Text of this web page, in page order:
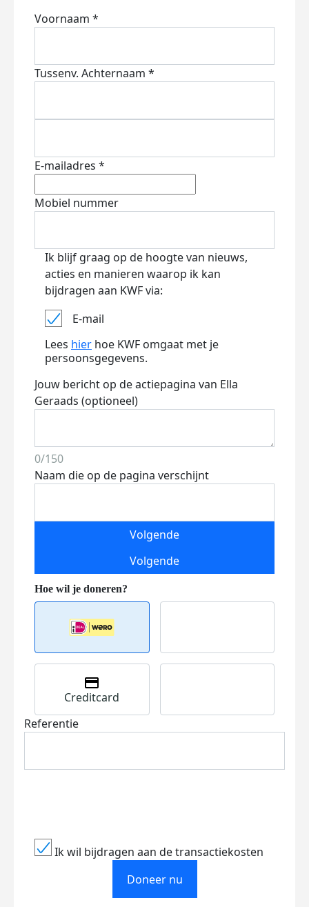
Voornaam *
Tussenv. Achternaam *
E-mailadres *
Mobiel nummer
Ik blijf graag op de hoogte van nieuws,
acties en manieren waarop ik kan
bijdragen aan KWF via:
E-mail
Lees hier hoe KWF omgaat met je
persoonsgegevens.
Jouw bericht op de actiepagina van Ella
Geraads (optioneel)
0/150
Naam die op de pagina verschijnt
Volgende
Volgende
Creditcard
Referentie
Ik wil bijdragen aan de transactiekosten
Doneer nu